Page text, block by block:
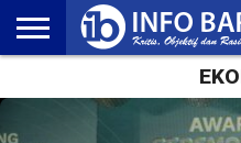
NASIONAL
AMBONIA
MALUKU
EKONOMI
POLITIK
OLAHRAGA
LIFESTYLE
REDAKSI